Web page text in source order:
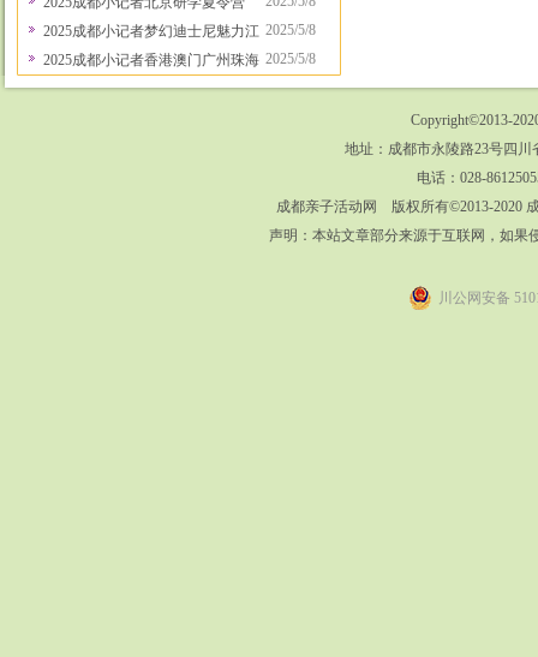
2025成都小记者梦幻迪士尼魅力江南行夏令营
2025/5/8
2025成都小记者香港澳门广州珠海采风行
2025/5/8
Copyright©2013-
地址：成都市永陵路23号四
电话：028-
成都亲子活动网 版权所有©2013-2020
声明：本站文章部分来源于互联网，如果
川公网安备